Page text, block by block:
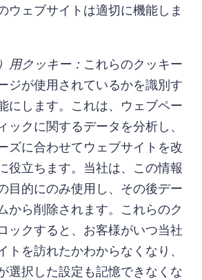
ウェブサイトは適切に機能しま
用クッキー： これらのクッキー
ジが使用されているかを識別す
にします。これは、ウェブペー
ックに関するデータを分析し、
ズに合わせてウェブサイトを改
役立ちます。当社は、この情報
目的にのみ使用し、その後デー
から削除されます。これらのク
ックすると、お客様がいつ当社
トを訪れたかわからなくなり、
選択した設定も記憶できなくな